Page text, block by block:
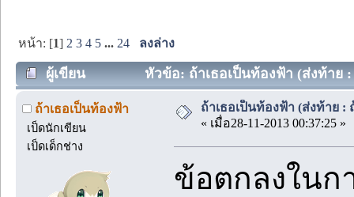
หน้า: [1] 2 3 4 5 ... 24 ลงล่าง
ผู้เขียน หัวข้อ: ถ้าเธอเป็นท้องฟ้า (ส่งท้าย :
ถ้าเธอเป็นท้องฟ้า
เป็ดนักเขียน
เป็ดเด็กช่าง
ถ้าเธอเป็นท้องฟ้า (ส่งท้าย :
« เมื่อ28-11-2013 00:37:25 »
ข้อตกลงในก